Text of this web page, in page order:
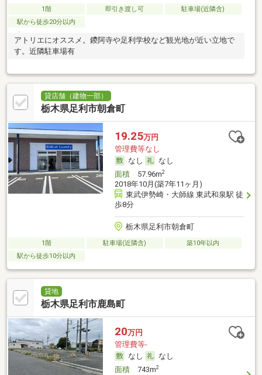
1階 即引き渡し可
駐車場(近隣含)
駅から徒歩20分以内
アトリエにオススメ。鑁阿寺や足利学校など観光地が近い立地で
す。近隣駐車場有
貸店舗（建物一部）
栃木県足利市朝倉町
19.25万円
管理費等なし
なし
なし
面積57.96m2
2018年10月(築7年11ヶ月)
東武伊勢崎・大師線 東武和泉駅 徒
歩8分
栃木県足利市朝倉町
1階 駐車場(近隣含)
築10年以内
駅から徒歩10分以内
貸地
栃木県足利市鹿島町
20万円
管理費等-
なし
なし
面積743m2